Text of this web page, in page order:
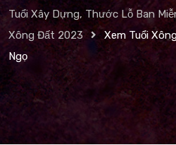
Tuổi Xây Dựng, Thước Lỗ Ban
Xông Đất 2023
Xem Tuổi
Ngọ